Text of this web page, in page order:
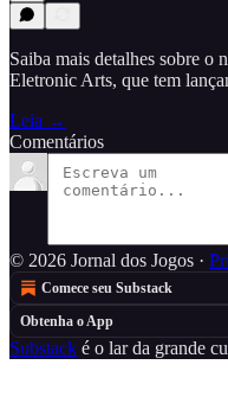
Saiba mais detalhes sobre o
Eletronic Arts, que tem
Leia →
Comentários
© 2026 Jornal dos Jogos ·
Comece seu Substack
Obtenha o App
Substack é o lar da grande